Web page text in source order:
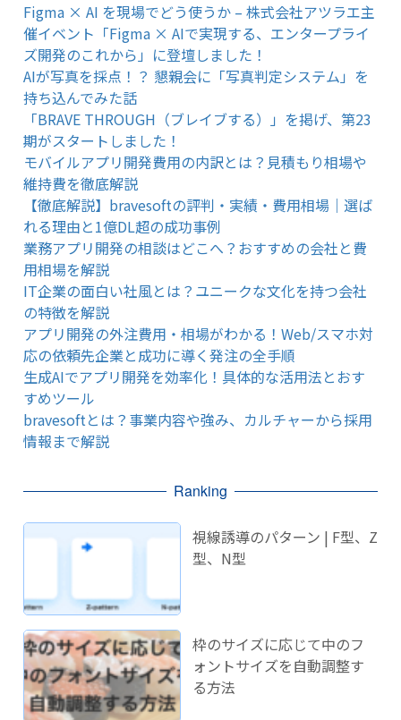
Figma × AI を現場でどう使うか – 株式会社アツラエ主
催イベント「Figma × AIで実現する、エンタープライ
ズ開発のこれから」に登壇しました！
AIが写真を採点！？ 懇親会に「写真判定システム」を
持ち込んでみた話
「BRAVE THROUGH（ブレイブする）」を掲げ、第23
期がスタートしました！
モバイルアプリ開発費用の内訳とは？見積もり相場や
維持費を徹底解説
【徹底解説】bravesoftの評判・実績・費用相場｜選ば
れる理由と1億DL超の成功事例
業務アプリ開発の相談はどこへ？おすすめの会社と費
用相場を解説
IT企業の面白い社風とは？ユニークな文化を持つ会社
の特徴を解説
アプリ開発の外注費用・相場がわかる！Web/スマホ対
応の依頼先企業と成功に導く発注の全手順
生成AIでアプリ開発を効率化！具体的な活用法とおす
すめツール
bravesoftとは？事業内容や強み、カルチャーから採用
情報まで解説
Ranking
視線誘導のパターン | F型、Z
型、N型
枠のサイズに応じて中のフ
ォントサイズを自動調整す
る方法